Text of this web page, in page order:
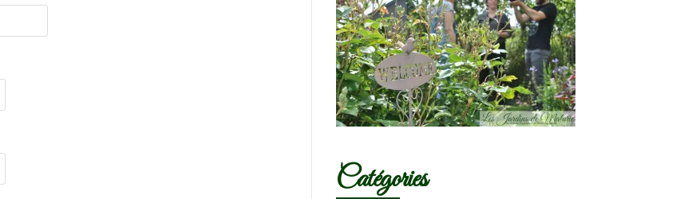
Catégories